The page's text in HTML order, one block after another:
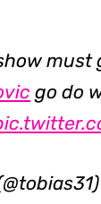
must
go do